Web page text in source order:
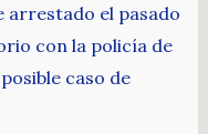
arrestado el pasado
con la policía de
caso de